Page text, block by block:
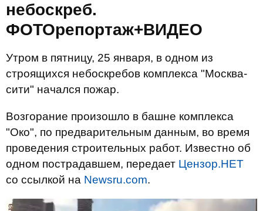
небоскреб.
ФОТОрепортаж+ВИДЕО
Утром в пятницу, 25 января, в одном из
строящихся небоскребов комплекса "Москва-
сити" начался пожар.
Возгорание произошло в башне комплекса
"Око", по предварительным данным, во время
проведения строительных работ. Известно об
одном пострадавшем, передает Цензор.НЕТ
со ссылкой на Newsru.com.